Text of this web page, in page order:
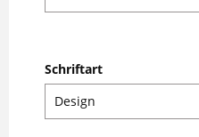
Schriftart